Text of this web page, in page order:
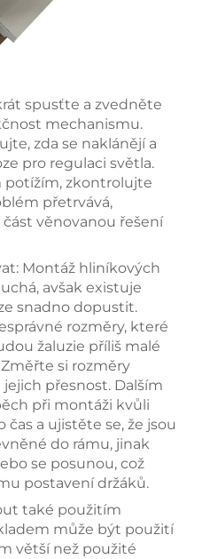
spusťte a zvedněte
mechanismu.
zda se naklánějí a
pro regulaci světla.
potížím, zkontrolujte
přetrvává,
věnovanou řešení
Montáž hliníkových
avšak existuje
snadno dopustit.
rozměry, které
žaluzie příliš malé
si rozměry
přesnost. Dalším
při montáži kvůli
a ujistěte se, že jsou
do rámu, jinak
se posunou, což
postavení držáků.
také použitím
může být použití
větší než použité